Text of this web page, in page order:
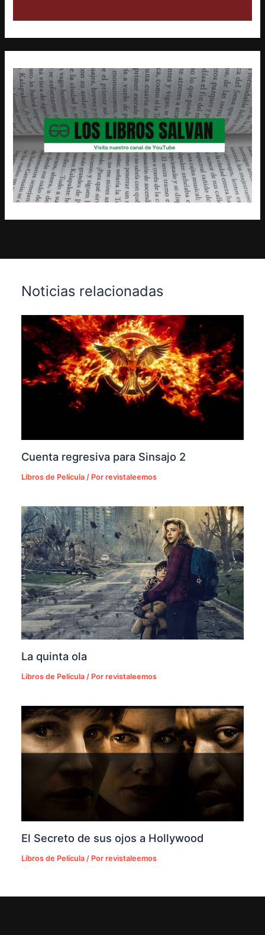
Noticias relacionadas
Cuenta regresiva para Sinsajo 2
Libros de Película / Porrevistaleemos
La quinta ola
Libros de Película / Porrevistaleemos
El Secreto de sus ojos a Hollywood
Libros de Película / Porrevistaleemos